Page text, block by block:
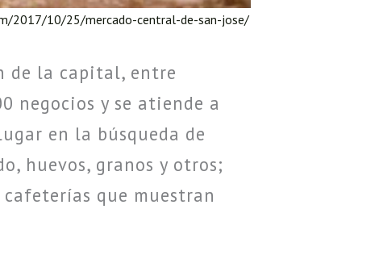
2017/10/25/mercado-central-de-san-jose/
de la capital, entre
negocios y se atiende a
en la búsqueda de
huevos, granos y otros;
que muestran